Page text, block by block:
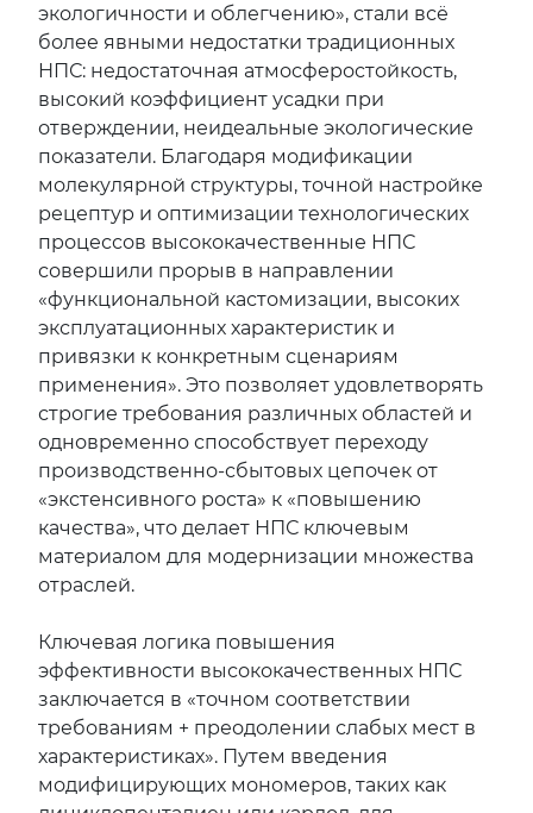
экологичности и облегчению», стали всё
более явными недостатки традиционных
НПС: недостаточная атмосферостойкость,
высокий коэффициент усадки при
отверждении, неидеальные экологические
показатели. Благодаря модификации
молекулярной структуры, точной настройке
рецептур и оптимизации технологических
процессов высококачественные НПС
совершили прорыв в направлении
«функциональной кастомизации, высоких
эксплуатационных характеристик и
привязки к конкретным сценариям
применения». Это позволяет удовлетворять
строгие требования различных областей и
одновременно способствует переходу
производственно-сбытовых цепочек от
«экстенсивного роста» к «повышению
качества», что делает НПС ключевым
материалом для модернизации множества
отраслей.
Ключевая логика повышения
эффективности высококачественных НПС
заключается в «точном соответствии
требованиям + преодолении слабых мест в
характеристиках». Путем введения
модифицирующих мономеров, таких как